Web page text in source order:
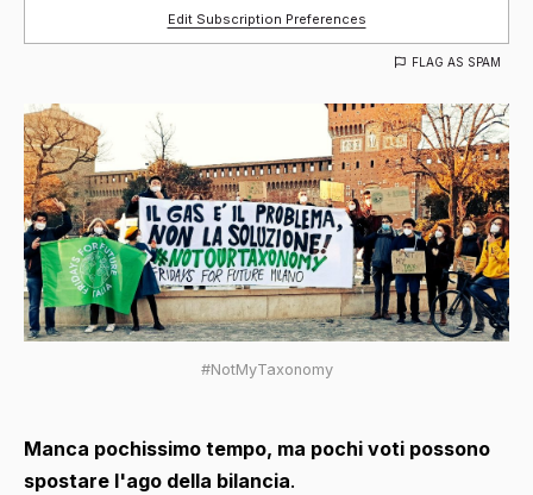
Edit Subscription Preferences
FLAG AS SPAM
#NotMyTaxonomy
Manca pochissimo tempo, ma pochi voti possono
spostare l'ago della bilancia.